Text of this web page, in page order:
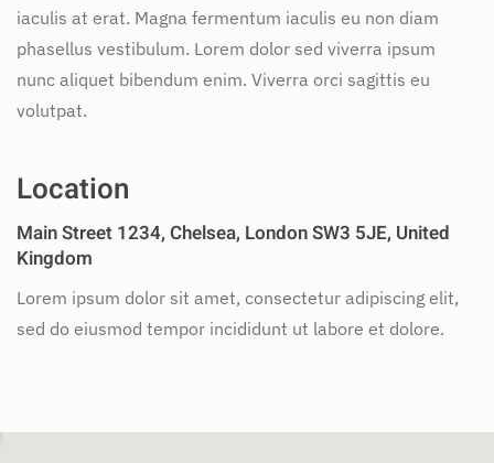
iaculis at erat. Magna fermentum iaculis eu non diam
phasellus vestibulum. Lorem dolor sed viverra ipsum
nunc aliquet bibendum enim. Viverra orci sagittis eu
volutpat.
Location
Main Street 1234, Chelsea, London SW3 5JE, United
Kingdom
Lorem ipsum dolor sit amet, consectetur adipiscing elit,
sed do eiusmod tempor incididunt ut labore et dolore.